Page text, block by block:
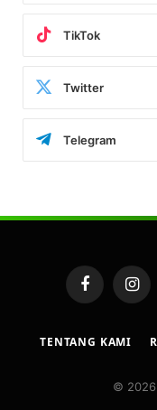
TikTok
Twitter
Telegram
Facebook
TENTANG KAMI
© 2026